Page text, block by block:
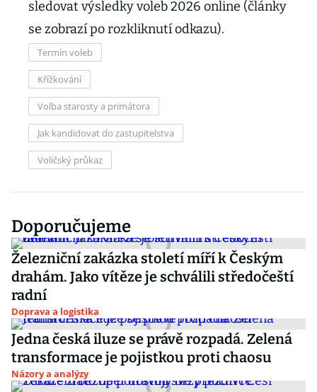
sledovat výsledky voleb 2026 online (články
se zobrazí po rozkliknutí odkazu).
Termín voleb
Křížkování
Volba starosty a primátora
Jak kandidovat do zastupitelstva
Voličský průkaz
Doporučujeme
Železniční zakázka století míří k Českým
drahám. Jako vítěze je schválili středočeští
radní
Doprava a logistika
Jedna česká iluze se právě rozpadá. Zelená
transformace je pojistkou proti chaosu
Názory a analýzy